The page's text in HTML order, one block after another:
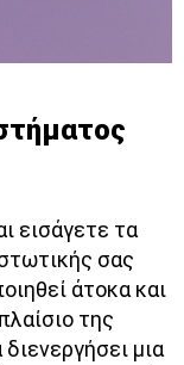
εισάγετε τα
σας
άτοκα και
της
μια